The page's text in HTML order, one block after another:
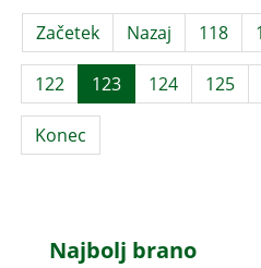
Začetek Nazaj 118
122 123 124 125
Konec
Najbolj brano